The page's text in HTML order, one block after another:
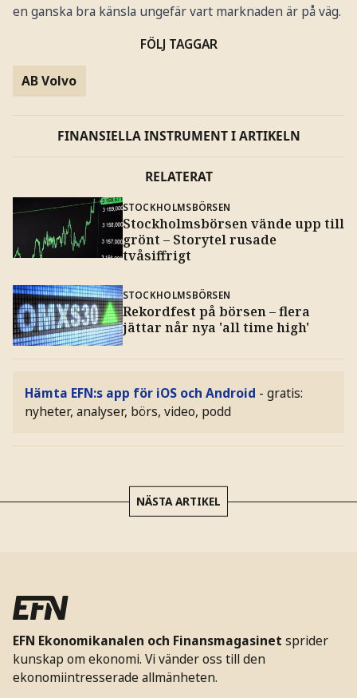
en ganska bra känsla ungefär vart marknaden är på väg.
FÖLJ TAGGAR
AB Volvo
FINANSIELLA INSTRUMENT I ARTIKELN
RELATERAT
STOCKHOLMSBÖRSEN
Stockholmsbörsen vände upp till
grönt – Storytel rusade
tvåsiffrigt
STOCKHOLMSBÖRSEN
Rekordfest på börsen – flera
jättar når nya 'all time high'
Hämta EFN:s app för iOS och Android - gratis:
nyheter, analyser, börs, video, podd
NÄSTA ARTIKEL
EFN Ekonomikanalen och Finansmagasinet sprider
kunskap om ekonomi. Vi vänder oss till den
ekonomiintresserade allmänheten.